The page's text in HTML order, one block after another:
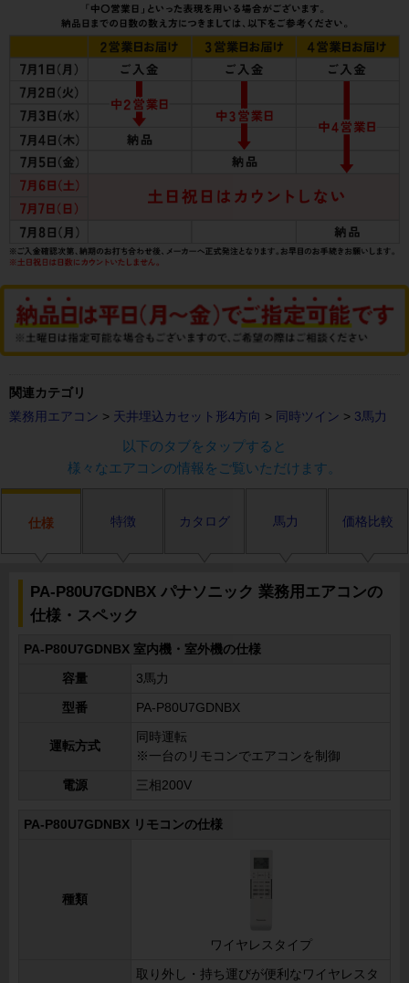
関連カテゴリ
業務用エアコン > 天井埋込カセット形4方向 > 同時ツイン > 3馬力
以下のタブをタップすると
様々なエアコンの情報をご覧いただけます。
仕様 特徴 カタログ 馬力 価格比較
PA-P80U7GDNBX パナソニック 業務用エアコンの
仕様・スペック
PA-P80U7GDNBX 室内機・室外機の仕様
容量 3馬力
型番 PA-P80U7GDNBX
運転方式
同時運転
※一台のリモコンでエアコンを制御
電源 三相200V
PA-P80U7GDNBX リモコンの仕様
種類
ワイヤレスタイプ
取り外し・持ち運びが便利なワイヤレスタ